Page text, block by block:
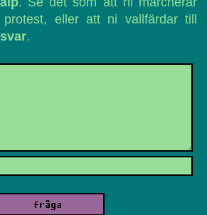
eller att ni vallfärdar till
svar.